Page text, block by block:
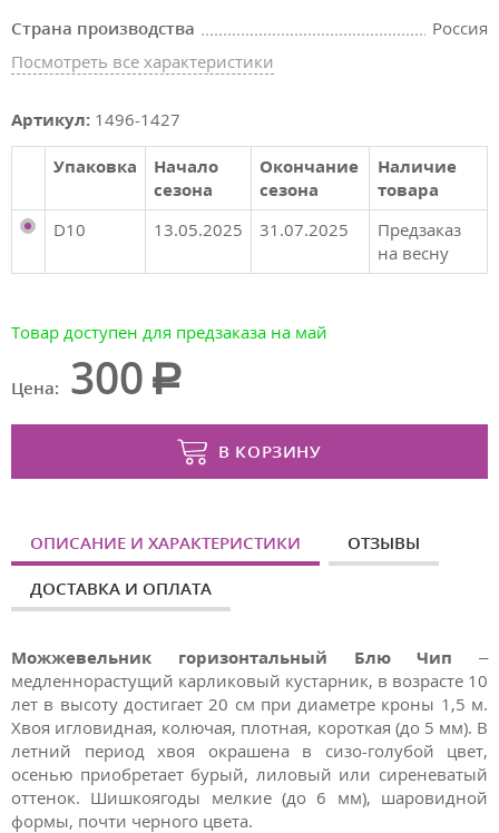
Страна производства
Россия
Посмотреть все характеристики
Артикул: 1496-1427
Упаковка
Начало
сезона
Окончание
сезона
Наличие
товара
D10
13.05.2025 31.07.2025
Предзаказ
на весну
Товар доступен для предзаказа на май
Цена: 300
В КОРЗИНУ
ОПИСАНИЕ И ХАРАКТЕРИСТИКИ ОТЗЫВЫ
ДОСТАВКА И ОПЛАТА
Можжевельник горизонтальный Блю Чип
–
медленнорастущий карликовый кустарник, в возрасте 10
лет в высоту достигает 20 см при диаметре кроны 1,5 м.
Хвоя игловидная, колючая, плотная, короткая (до 5 мм). В
летний период хвоя окрашена в сизо-голубой цвет,
осенью приобретает бурый, лиловый или сиреневатый
оттенок. Шишкоягоды мелкие (до 6 мм), шаровидной
формы, почти черного цвета.